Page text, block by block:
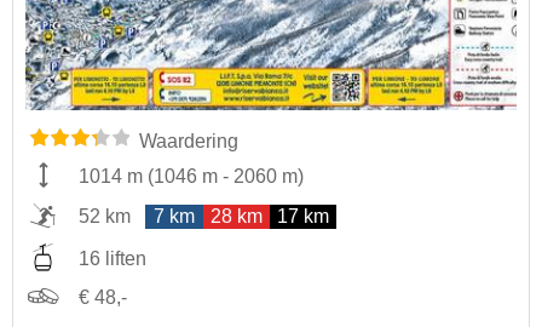
Waardering
1014 m (1046 m - 2060 m)
52 km
7 km 28 km 17 km
16 liften
€ 48,-